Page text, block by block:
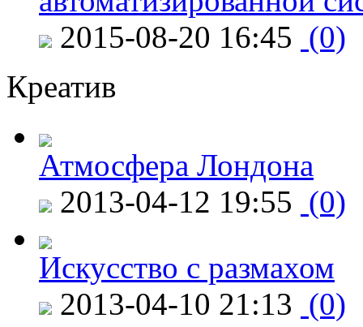
2015-08-20 16:45 (0)
Креатив
Атмосфера Лондона
2013-04-12 19:55 (0)
Искусство с размахом
2013-04-10 21:13 (0)